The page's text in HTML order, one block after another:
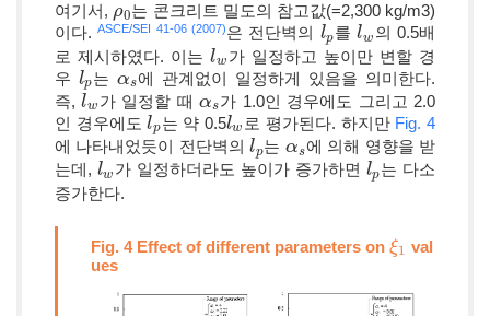
여기서, ρ0
ρ0는 콘크리트 밀도의 참고값(=2,300 kg/m3)
이다.ASCE/SEI 41-06 (2007)은 전단벽의 lp
lp를lw
lw 의 0.5배
로 제시하였다. 이는lw
lw 가 일정하고 높이만 변할 경
우 lp
lp는αs
αs에 관계없이 일정하게 있음을 의미한다.
즉,lw
lw 가 일정할 때αs
αs가 1.0인 경우에도 그리고 2.0
인 경우에도lp
lp 는 약 0.5lw
lw 로 평가된다. 하지만 Fig. 4
에 나타내었듯이 전단벽의lp
lp는 αs
αs에 의해 영향을 받
는데, lw
lw가 일정하더라도 높이가 증가하면 lp
lp는 다소
증가한다.
Fig. 4 Effect of different parameters on ξ1
ξ1 val
ues